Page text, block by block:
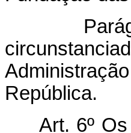
República.
Art. 6º